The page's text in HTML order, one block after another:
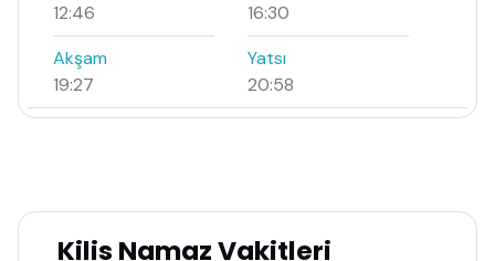
12:46
16:30
Akşam
19:27
Yatsı
20:58
Kilis Namaz Vakitleri